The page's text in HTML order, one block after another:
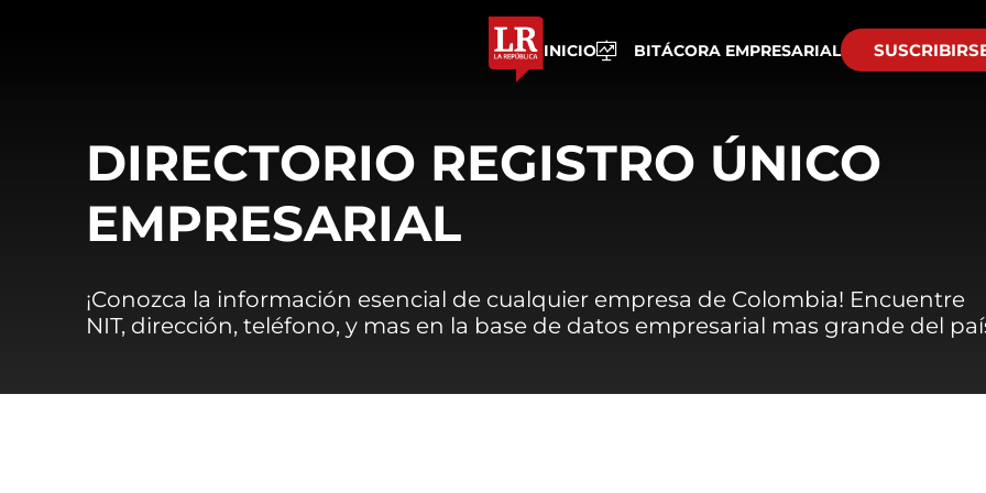
INICIO BITÁCORA EMPRESARIAL
DIRECTORIO REGISTRO ÚNICO
EMPRESARIAL
¡Conozca la información esencial de cualquier empresa de Colombia! Encuentre
NIT, dirección, teléfono, y mas en la base de datos empresarial mas grande del